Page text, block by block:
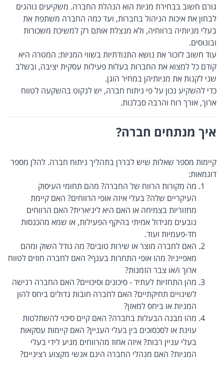
גורם חשוב בבחירת מניות הוא הנהלת החברה. משקיעים נוהגים
לבחון את איכות הניהול בחברות, ועד כמה החברה משתפת את
בעלי מניותיה ברווחיה, ולא מנצלת אותם רק למשיכת משכורות
ובונוסים.
עוד חשוב לזכור את נושא התנודתיות בשווי המניות: המטרה היא
קודם כל למצוא את החברות בעלות פעילות עסקית יציבה, ובשלב
שני לקנות את מניותיהן במחיר הוגן.
כדי להשקיע נכון על פי ניתוח חברה, יש לנקוט בהשקעה לטווח
ארוך, אורך רוח והרבה סבלנות.
איך מנתחים חברה?
קיימות מספר שאלות שיש לבררן בתהליך ניתוח חברה. להלן מספר
דוגמאות:
מה מקורות הרווח של החברה? מהם תחומי העיסוק
העיקריים שלה? בעלי איזה אופי הרווחים? האם קיימת
מחזוריות בצמיחה או האם היא ליניארית? האם הרווחים
נובעים מגידול אמיתי בהיקף הפעילות, או שמא מהכנסות
חד-פעמיות ועוד.
האם לחברה מוצר או שירות טובים? מה גודל השוק ומהם
מאפייניו? מהו אופי התחרות בענף? האם לחברה חוזים לטווח
ארוך ו/או צבר הזמנות?
מהן התחזיות לעתיד - סיכונים וסיכויים? האם החברה רגישה
לשינויים תחיקתיים? האם לחברה חובות גדולים ביחס להון
המניות או ביחס למאזן?
מהו מבנה הבעלות בחברה? האם קיים סיכוי להשתלטות
עוינת או לסכסוכים בין בעלי העניין? האם קיימות עסקאות
בעלי עניין רבות? איזה אחוז מהרווחים מגיע לידי בעלי
המניות? האם מנהלי החברה הינם אנשי מקצוע רציניים?